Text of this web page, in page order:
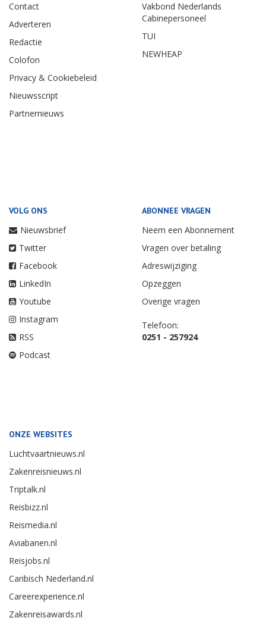
Contact
Adverteren
Redactie
Colofon
Privacy & Cookiebeleid
Nieuwsscript
Partnernieuws
Vakbond Nederlands
Cabinepersoneel
TUI
NEWHEAP
VOLG ONS
Nieuwsbrief
Twitter
Facebook
LinkedIn
Youtube
Instagram
RSS
Podcast
ABONNEE VRAGEN
Neem een Abonnement
Vragen over betaling
Adreswijziging
Opzeggen
Overige vragen
Telefoon:
0251 - 257924
ONZE WEBSITES
Luchtvaartnieuws.nl
Zakenreisnieuws.nl
Triptalk.nl
Reisbizz.nl
Reismedia.nl
Aviabanen.nl
Reisjobs.nl
Caribisch Nederland.nl
Careerexperience.nl
Zakenreisawards.nl